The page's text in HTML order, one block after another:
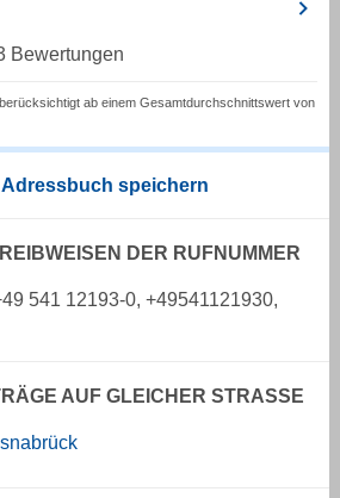
Bewertungen
ab einem Gesamtdurchschnittswert von
Adressbuch speichern
DER RUFNUMMER
541 12193-0, +49541121930,
AUF GLEICHER STRASSE